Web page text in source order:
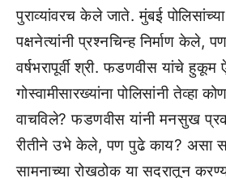
पुराव्यांवरच केले जाते. मुंबई पोलिसांच्या
पक्षनेत्यांनी प्रश्नचिन्ह निर्माण केले,
वर्षभरापूर्वी श्री. फडणवीस यांचे
गोस्वामीसारख्यांना पोलिसांनी तेव्हा
वाचविले? फडणवीस यांनी मनसुख
रीतीने उभे केले, पण पुढे काय? असा
सामनाच्या रोखठोक या सदरातून